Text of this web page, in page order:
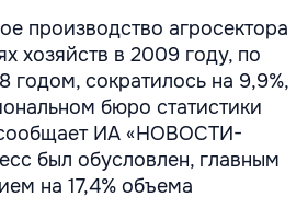
производство агросектора
хозяйств в 2009 году, по
годом, сократилось на 9,9%,
бюро статистики
сообщает ИА «НОВОСТИ-
был обусловлен, главным
на 17,4% объема